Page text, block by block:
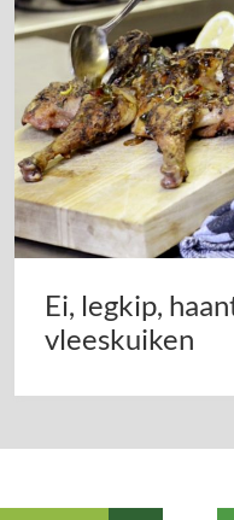
Ei, legkip,
vleeskuiken